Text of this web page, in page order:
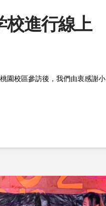
校進行線上
園校區參訪後，我們由衷感謝小